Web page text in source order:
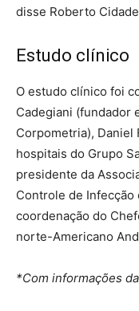
disse Roberto
Estudo clínico
O estudo clínico foi
Cadegiani (fundador
Corpometria), Daniel
hospitais do Grupo
presidente da
Controle de Infecção
coordenação do
norte-Americano
*Com informações